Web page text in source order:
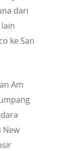
dari
ke San
Am
New